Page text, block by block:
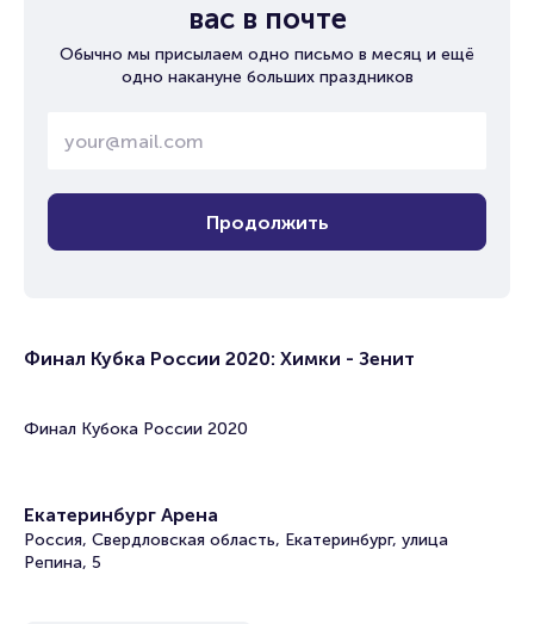
вас в почте
Обычно мы присылаем одно письмо в месяц и ещё
одно накануне больших праздников
Продолжить
Финал Кубка России 2020: Химки - Зенит
Финал Кубока России 2020
Екатеринбург Арена
Россия, Свердловская область, Екатеринбург, улица
Репина, 5